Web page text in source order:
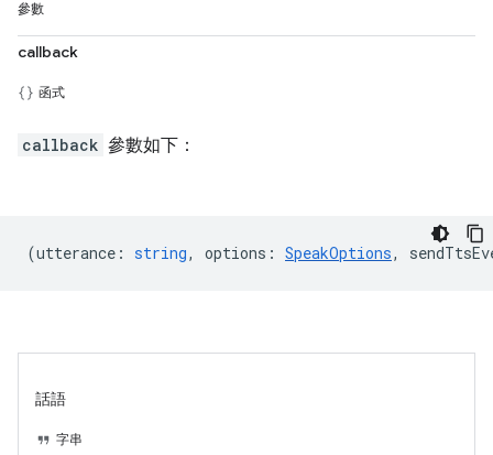
參數
callback
函式
callback 參數如下：
(utterance : string, options : SpeakOptions,
話語
字串